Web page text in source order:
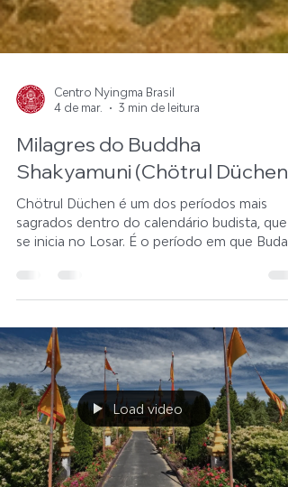
Centro Nyingma Brasil
4 de mar.
3 min de leitura
Milagres do Buddha
Shakyamuni (Chötrul Düchen)
dia, durante 15 dias a fim de inspirar a fé em
seus seguidores. Ao longo desses dias, é
que as bênçãos de Buda recaem sobre
os que rezarem unidirecionalmente a ele,
então damos especial atenção à nossa
prática de meditação, fazendo aspirações
que ela amadureça e traga cada vez mais
benefícios a todoLoad video